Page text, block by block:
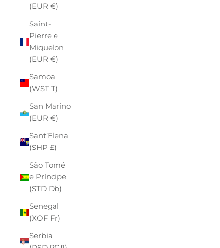
(EUR €)
Saint-
Pierre e
Miquelon
(EUR €)
Samoa
(WST T)
San Marino
(EUR €)
Sant’Elena
(SHP £)
São Tomé
e Príncipe
(STD Db)
Senegal
(XOF Fr)
Serbia